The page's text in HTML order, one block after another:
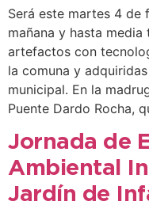
Será este martes 4 de
mañana y hasta
artefactos con
la comuna y
municipal. En la
Puente Dardo Rocha,
Jornada de
Ambiental
Jardín de